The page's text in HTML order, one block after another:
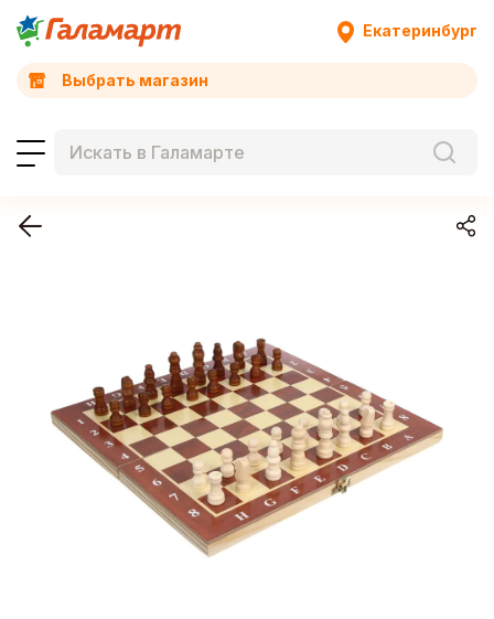
Екатеринбург
Выбрать магазин